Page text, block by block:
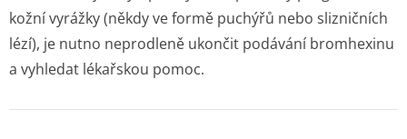
kožní vyrážky (někdy ve formě puchýřů nebo slizničních
lézí), je nutno neprodleně ukončit podávání bromhexinu
a vyhledat lékařskou pomoc.